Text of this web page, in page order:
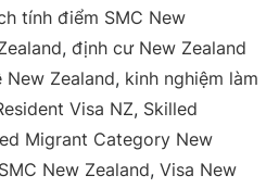
tính điểm SMC New
,định cư New Zealand
Zealand, kinh nghiệm làm
Visa NZ, Skilled
Migrant Category New
SMC New Zealand,Visa New